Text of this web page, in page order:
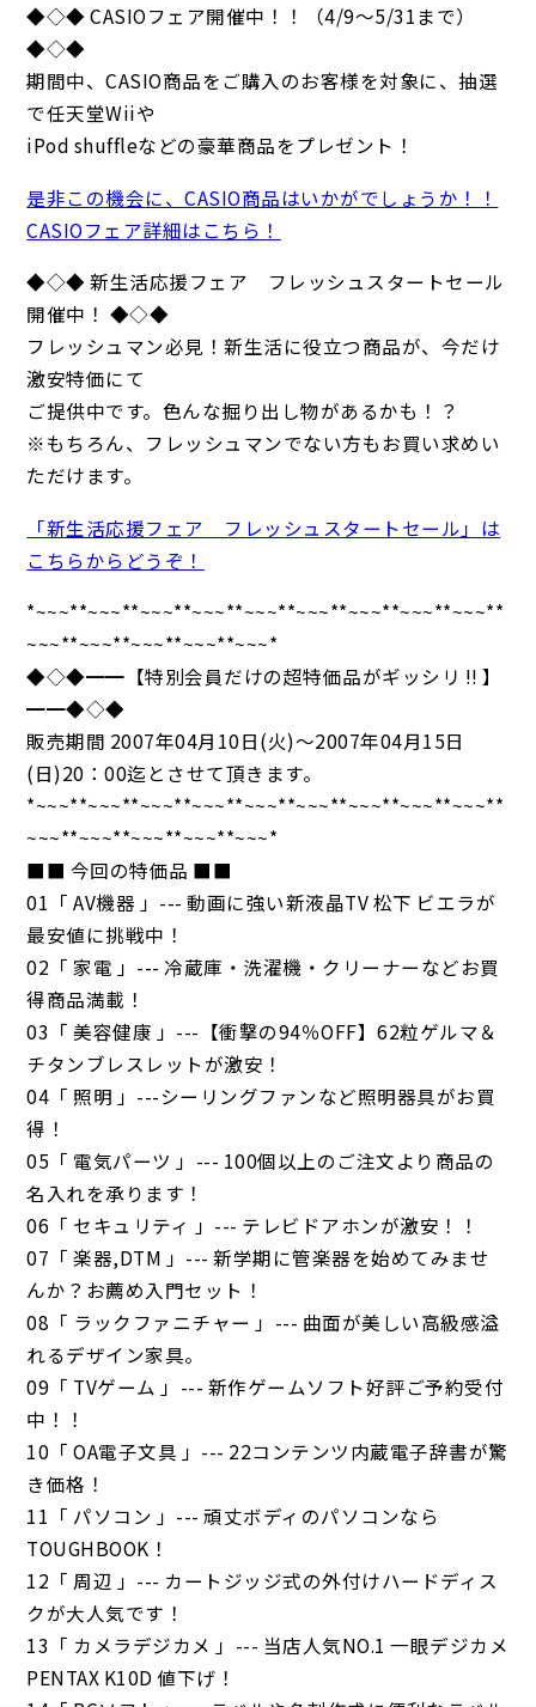
◆◇◆ CASIOフェア開催中！！（4/9～5/31まで）
◆◇◆
期間中、CASIO商品をご購入のお客様を対象に、抽選
で任天堂Wiiや
iPod shuffleなどの豪華商品をプレゼント！
是非この機会に、CASIO商品はいかがでしょうか！！
CASIOフェア詳細はこちら！
◆◇◆ 新生活応援フェア フレッシュスタートセール
開催中！ ◆◇◆
フレッシュマン必見！新生活に役立つ商品が、今だけ
激安特価にて
ご提供中です。色んな掘り出し物があるかも！？
※もちろん、フレッシュマンでない方もお買い求めい
ただけます。
「新生活応援フェア フレッシュスタートセール」は
こちらからどうぞ！
*~~~**~~~**~~~**~~~**~~~**~~~**~~~**~~~**~~~**
~~~**~~~**~~~**~~~**~~~*
◆◇◆━━【特別会員だけの超特価品がギッシリ !! 】
━━◆◇◆
販売期間 2007年04月10日(火)～2007年04月15日
(日)20：00迄とさせて頂きます。
*~~~**~~~**~~~**~~~**~~~**~~~**~~~**~~~**~~~**
~~~**~~~**~~~**~~~**~~~*
■■ 今回の特価品 ■■
01「 AV機器 」--- 動画に強い新液晶TV 松下 ビエラが
最安値に挑戦中！
02「 家電 」--- 冷蔵庫・洗濯機・クリーナーなどお買
得商品満載！
03「 美容健康 」---【衝撃の94％OFF】62粒ゲルマ＆
チタンブレスレットが激安！
04「 照明 」---シーリングファンなど照明器具がお買
得！
05「 電気パーツ 」--- 100個以上のご注文より商品の
名入れを承ります！
06「 セキュリティ 」--- テレビドアホンが激安！！
07「 楽器,DTM 」--- 新学期に管楽器を始めてみませ
んか？お薦め入門セット！
08「 ラックファニチャー 」--- 曲面が美しい高級感溢
れるデザイン家具。
09「 TVゲーム 」--- 新作ゲームソフト好評ご予約受付
中！！
10「 OA電子文具 」--- 22コンテンツ内蔵電子辞書が驚
き価格！
11「 パソコン 」--- 頑丈ボディのパソコンなら
TOUGHBOOK！
12「 周辺 」--- カートジッジ式の外付けハードディス
クが大人気です！
13「 カメラデジカメ 」--- 当店人気NO.1 一眼デジカメ
PENTAX K10D 値下げ！